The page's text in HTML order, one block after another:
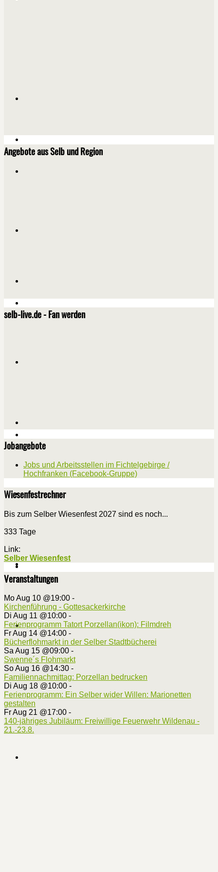
Angebote aus Selb und Region
selb-live.de - Fan werden
Jobangebote
Jobs und Arbeitsstellen im Fichtelgebirge /
Hochfranken (Facebook-Gruppe)
Wiesenfestrechner
Bis zum Selber Wiesenfest 2027 sind es noch...
333 Tage
Link:
Selber Wiesenfest
Veranstaltungen
Mo Aug 10 @19:00 -
Kirchenführung - Gottesackerkirche
Di Aug 11 @10:00 -
Ferienprogramm Tatort Porzellan(ikon): Filmdreh
Fr Aug 14 @14:00 -
Bücherflohmarkt in der Selber Stadtbücherei
Sa Aug 15 @09:00 -
Swenne´s Flohmarkt
So Aug 16 @14:30 -
Familiennachmittag: Porzellan bedrucken
Di Aug 18 @10:00 -
Ferienprogramm: Ein Selber wider Willen: Marionetten
gestalten
Fr Aug 21 @17:00 -
140-jähriges Jubiläum: Freiwillige Feuerwehr Wildenau -
21.-23.8.